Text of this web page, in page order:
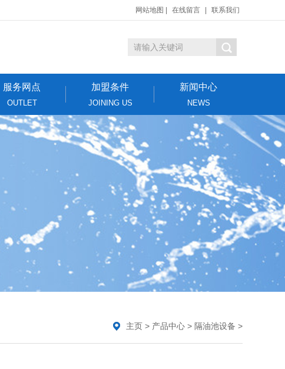
网站地图 在线留言 联系我们
服务网点
OUTLET
加盟条件
JOINING US
新闻中心
NEWS
主页 > 产品中心 > 隔油池设备 >